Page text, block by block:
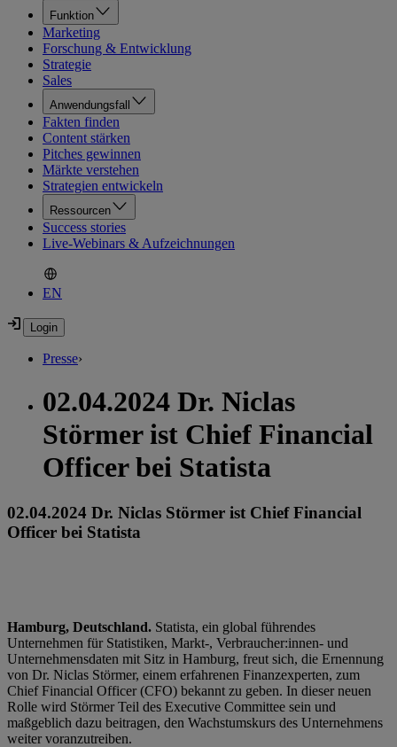
Funktion
Marketing
Forschung & Entwicklung
Strategie
Sales
Anwendungsfall
Fakten finden
Content stärken
Pitches gewinnen
Märkte verstehen
Strategien entwickeln
Ressourcen
Success stories
Live-Webinars & Aufzeichnungen
EN
Presse›
02.04.2024 Dr. Niclas
Störmer ist Chief Financial
Officer bei Statista
02.04.2024 Dr. Niclas Störmer ist Chief Financial
Officer bei Statista
Hamburg, Deutschland. Statista, ein global führendes
Unternehmen für Statistiken, Markt-, Verbraucher:innen- und
Unternehmensdaten mit Sitz in Hamburg, freut sich, die Ernennung
von Dr. Niclas Störmer, einem erfahrenen Finanzexperten, zum
Chief Financial Officer (CFO) bekannt zu geben. In dieser neuen
Rolle wird Störmer Teil des Executive Committee sein und
maßgeblich dazu beitragen, den Wachstumskurs des Unternehmens
weiter voranzutreiben.